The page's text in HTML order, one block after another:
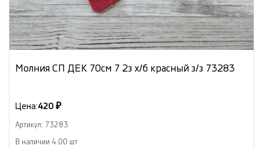
Молния СП ДЕК 70см 7 2з х/б красный з/з 73283
Цена:420 ₽
Артикул: 73283
В наличии 4.00 шт